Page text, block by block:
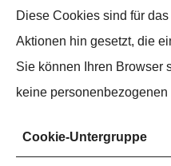
Diese Cookies sind für
Aktionen hin gesetzt, die
Sie können Ihren Browser
keine personenbezogenen
Cookie-Untergruppe